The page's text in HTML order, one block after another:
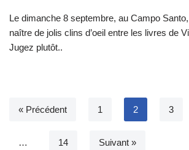
Le dimanche 8 septembre, au Campo
naître de jolis clins d’oeil entre les livres de
Jugez plutôt..
« Précédent 1 2 3
… 14 Suivant »